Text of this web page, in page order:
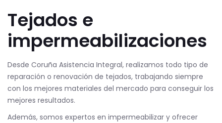
Tejados e
impermeabilizaciones
Desde Coruña Asistencia Integral, realizamos todo tipo de
reparación o renovación de tejados, trabajando siempre
con los mejores materiales del mercado para conseguir los
mejores resultados.
Además, somos expertos en impermeabilizar y ofrecer